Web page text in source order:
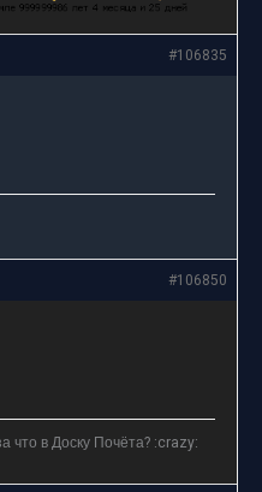
#106835
#106850
что в Доску Почёта? :crazy: